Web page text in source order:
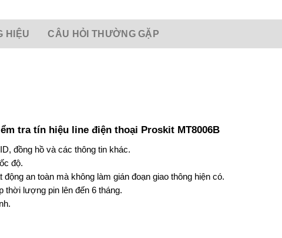
HIỆU CÂU HỎI THƯỜNG GẶP
tra tín hiệu line điện thoại Proskit MT8006B
đồng hồ và các thông tin khác.
độ.
an toàn mà không làm gián đoạn giao thông hiện có.
thời lượng pin lên đến 6 tháng.